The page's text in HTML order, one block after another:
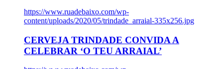
https://www.ruadebaixo.com/wp-
content/uploads/2020/05/trindade_arraial-335x256.jpg
CERVEJA TRINDADE CONVIDA A
CELEBRAR ‘O TEU ARRAIAL’